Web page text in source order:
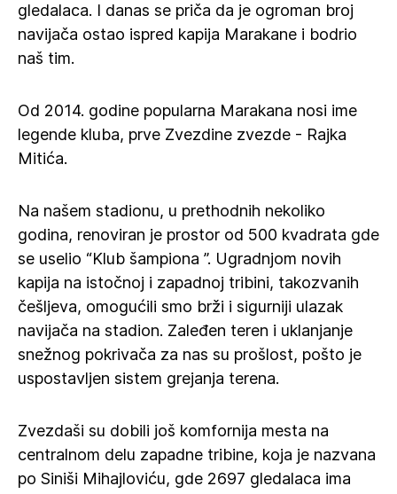
gledalaca. I danas se priča da je ogroman broj
navijača ostao ispred kapija Marakane i bodrio
naš tim.
Od 2014. godine popularna Marakana nosi ime
legende kluba, prve Zvezdine zvezde - Rajka
Mitića.
Na našem stadionu, u prethodnih nekoliko
godina, renoviran je prostor od 500 kvadrata gde
se uselio “Klub šampiona ”. Ugradnjom novih
kapija na istočnoj i zapadnoj tribini, takozvanih
češljeva, omogućili smo brži i sigurniji ulazak
navijača na stadion. Zaleđen teren i uklanjanje
snežnog pokrivača za nas su prošlost, pošto je
uspostavljen sistem grejanja terena.
Zvezdaši su dobili još komfornija mesta na
centralnom delu zapadne tribine, koja je nazvana
po Siniši Mihajloviću, gde 2697 gledalaca ima